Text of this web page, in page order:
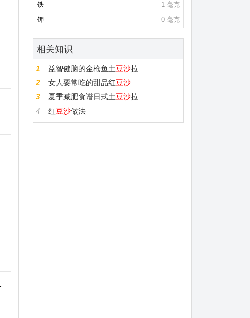
铁
1 毫克
钾
0 毫克
相关知识
1 益智健脑的金枪鱼土豆沙拉
2
女人要常吃的甜品红豆沙
3
夏季减肥食谱日式土豆沙拉
4
红豆沙做法